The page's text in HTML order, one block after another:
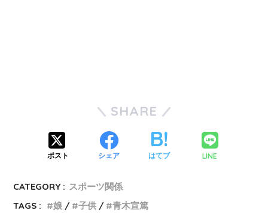
SHARE
ポスト シェア はてブ LINE
CATEGORY : スポーツ関係
TAGS :
娘 子供 青木宣篤